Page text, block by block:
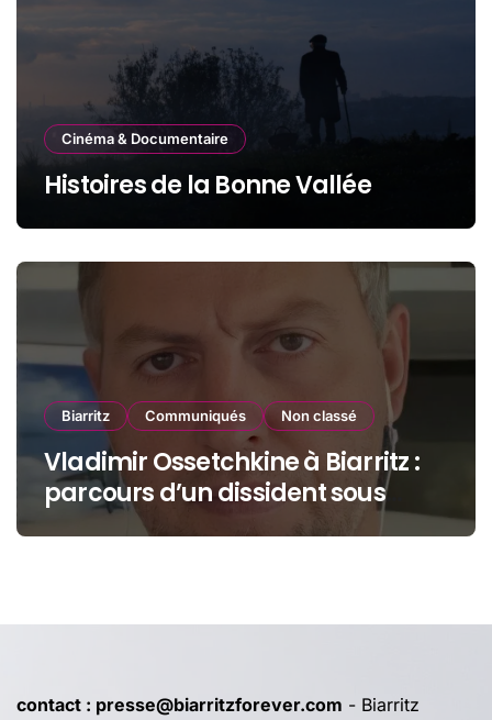
Cinéma & Documentaire
Histoires de la Bonne Vallée
Biarritz Communiqués Non classé
Vladimir Ossetchkine à Biarritz :
parcours d’un dissident sous
protection
contact : presse@biarritzforever.com - Biarritz